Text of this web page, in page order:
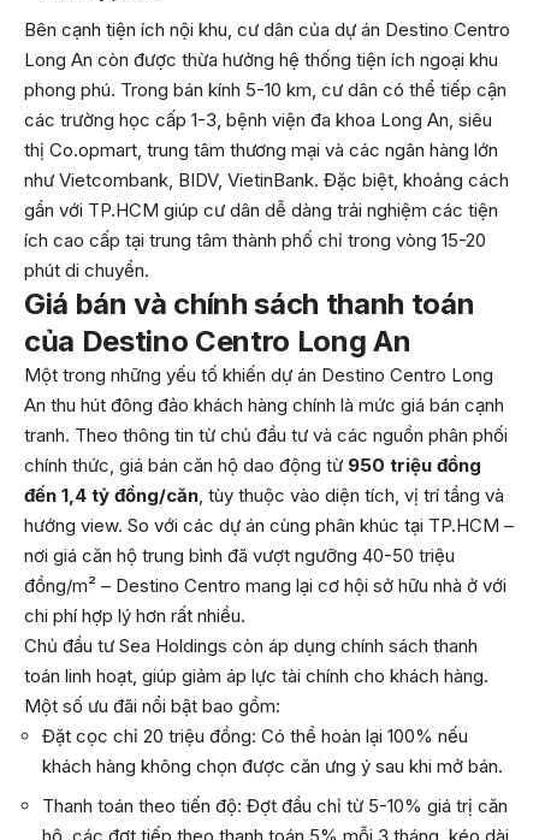
Bên cạnh tiện ích nội khu, cư dân của dự án Destino Centro
Long An còn được thừa hưởng hệ thống tiện ích ngoại khu
phong phú. Trong bán kính 5-10 km, cư dân có thể tiếp cận
các trường học cấp 1-3, bệnh viện đa khoa Long An, siêu
thị Co.opmart, trung tâm thương mại và các ngân hàng lớn
như Vietcombank, BIDV, VietinBank. Đặc biệt, khoảng cách
gần với TP.HCM giúp cư dân dễ dàng trải nghiệm các tiện
ích cao cấp tại trung tâm thành phố chỉ trong vòng 15-20
phút di chuyển.
Giá bán và chính sách thanh toán
của Destino Centro Long An
Một trong những yếu tố khiến dự án Destino Centro Long
An thu hút đông đảo khách hàng chính là mức giá bán cạnh
tranh. Theo thông tin từ chủ đầu tư và các nguồn phân phối
chính thức, giá bán căn hộ dao động từ 950 triệu đồng
đến 1,4 tỷ đồng/căn, tùy thuộc vào diện tích, vị trí tầng và
hướng view. So với các dự án cùng phân khúc tại TP.HCM –
nơi giá căn hộ trung bình đã vượt ngưỡng 40-50 triệu
đồng/m² – Destino Centro mang lại cơ hội sở hữu nhà ở với
chi phí hợp lý hơn rất nhiều.
Chủ đầu tư Sea Holdings còn áp dụng chính sách thanh
toán linh hoạt, giúp giảm áp lực tài chính cho khách hàng.
Một số ưu đãi nổi bật bao gồm:
Đặt cọc chỉ 20 triệu đồng: Có thể hoàn lại 100% nếu
khách hàng không chọn được căn ưng ý sau khi mở bán.
Thanh toán theo tiến độ: Đợt đầu chỉ từ 5-10% giá trị căn